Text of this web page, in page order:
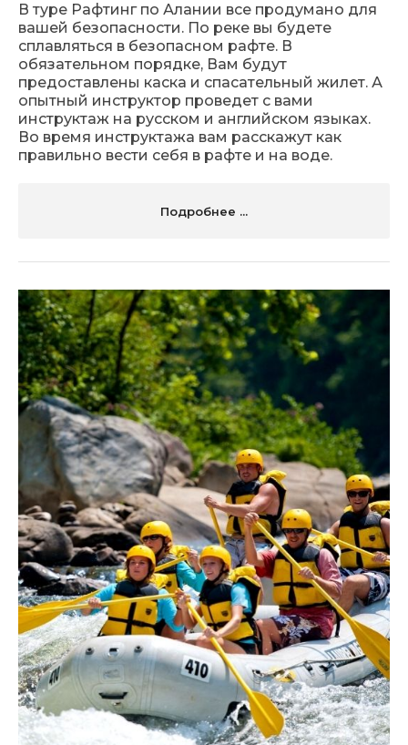
В туре Рафтинг по Алании все продумано для
вашей безопасности. По реке вы будете
сплавляться в безопасном рафте. В
обязательном порядке, Вам будут
предоставлены каска и спасательный жилет. А
опытный инструктор проведет с вами
инструктаж на русском и английском языках.
Во время инструктажа вам расскажут как
правильно вести себя в рафте и на воде.
Подробнее ...